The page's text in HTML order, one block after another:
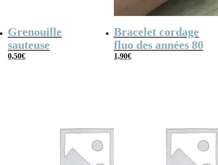
Grenouille
sauteuse
0,50€
Bracelet cordage
fluo des années 80
1,90€